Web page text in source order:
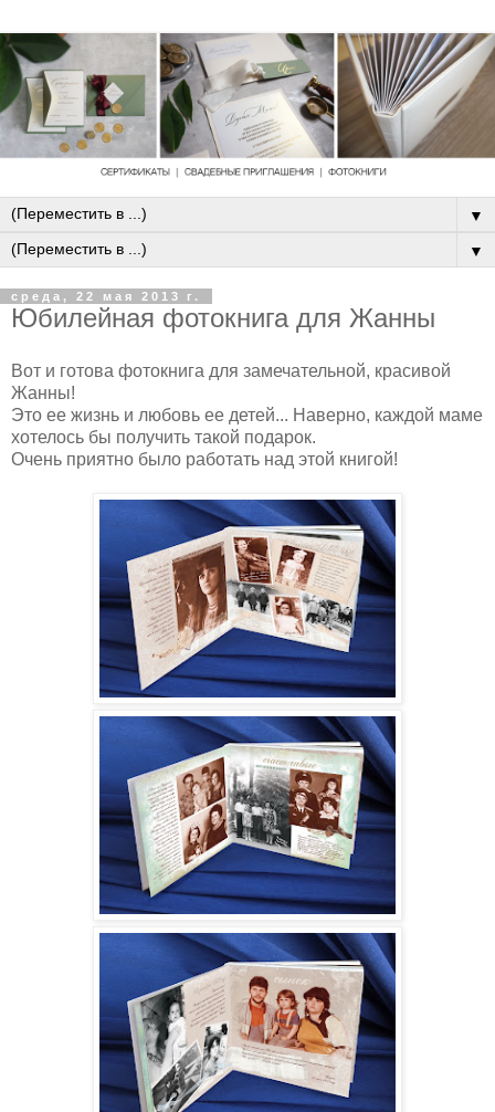
▼
▼
среда, 22 мая 2013 г.
Юбилейная фотокнига для Жанны
Вот и готова фотокнига для замечательной, красивой
Жанны!
Это ее жизнь и любовь ее детей... Наверно, каждой маме
хотелось бы получить такой подарок.
Очень приятно было работать над этой книгой!